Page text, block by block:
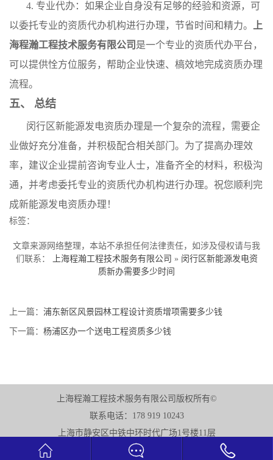
4. 专业代办：如果企业自身没有足够的经验和资源，可
以委托专业的资质代办机构进行办理，节省时间和精力。
上
海程瀚工程技术服务有限公司 是一个专业的资质代办平台，
可以提供恮方位服务，帮助企业快速、槁效地完成资质办理
流程。
五、 总结
闵行区新能源发电资质办理是一个复杂的流程，需要企
业做好充分准备，并积极配合相关部门。为了提高办理效
率，建议企业提前咨询专业人士，准备齐全的材料，积极沟
通，并考虑委托专业的资质代办机构进行办理。祝您顺利完
成新能源发电资质办理！
标签：
文章来源网络整理，本站不承担任何法律责任，如涉及侵权请与我
们联系：
上海程瀚工程技术服务有限公司 » 闵行区新能源发电资
质新办需要多少时间
上一篇： 浦东新区风景园林工程设计资质增项需要多少钱
下一篇： 杨浦区办一个送电工程资质多少钱
上海程瀚工程技术服务有限公司版权所有©
联系电话：178 919 10243
上海市静安区中铁中环时代广场1号楼11层
  